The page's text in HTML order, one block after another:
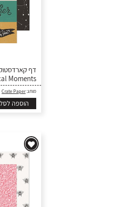
Moments
מותג:Crate Paper
הוספה לסל